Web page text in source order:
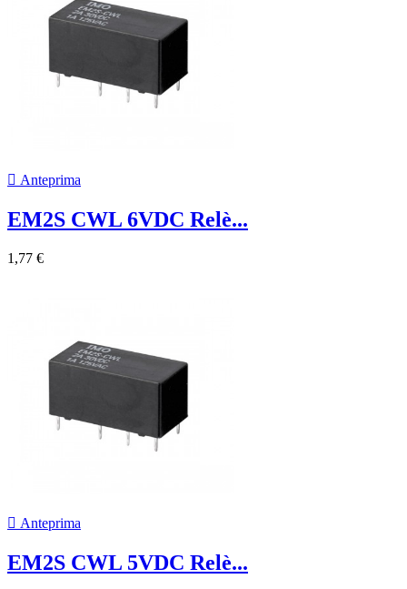
 Anteprima
EM2S CWL 6VDC Relè...
1,77 €
 Anteprima
EM2S CWL 5VDC Relè...